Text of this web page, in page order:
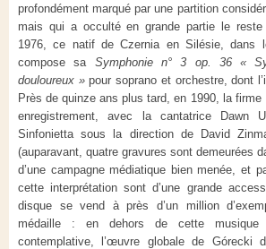
profondément marqué par une partition
mais qui a occulté en grande partie le
1976, ce natif de Czernia en Silésie, dans
compose sa Symphonie n° 3 op. 36 «
douloureux »pour soprano et orchestre, dont
Près de quinze ans plus tard, en 1990, la firme
enregistrement, avec la cantatrice Dawn
Sinfonietta sous la direction de David
(auparavant, quatre gravures sont demeurées
d’une campagne médiatique bien menée, et
cette interprétation sont d’une grande
disque se vend à près d’un million
médaille : en dehors de cette musique
contemplative, l’œuvre globale de Górecki